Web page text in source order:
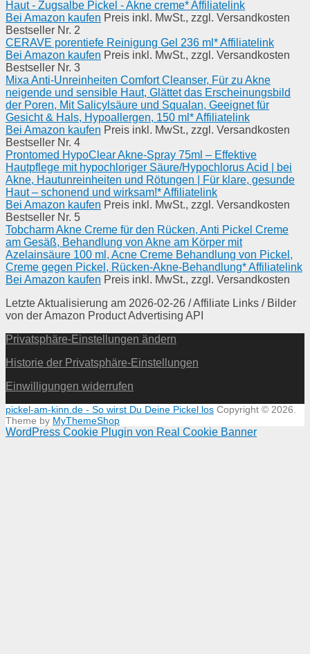
Haut - Zugsalbe Pickel - Akne creme* Affiliatelink
Bei Amazon kaufen Preis inkl. MwSt., zzgl. Versandkosten
Bestseller Nr. 2
CERAVE porentiefe Reinigung Gel 236 ml* Affiliatelink
Bei Amazon kaufen Preis inkl. MwSt., zzgl. Versandkosten
Bestseller Nr. 3
Mixa Anti-Unreinheiten Comfort Cleanser, Für zu Akne
neigende und sensible Haut, Glättet das Erscheinungsbild
der Poren, Mit Salicylsäure und Squalan, Geeignet für
Gesicht & Hals, Hypoallergen, 150 ml* Affiliatelink
Bei Amazon kaufen Preis inkl. MwSt., zzgl. Versandkosten
Bestseller Nr. 4
Prontomed HypoClear Akne-Spray 75ml – Effektive
Hautpflege mit hypochloriger Säure/Hypochlorus Acid | bei
Akne, Hautunreinheiten und Rötungen | Für klare, gesunde
Haut – schonend und wirksam!* Affiliatelink
Bei Amazon kaufen Preis inkl. MwSt., zzgl. Versandkosten
Bestseller Nr. 5
Tobcharm Akne Creme für den Rücken, Anti Pickel Creme
am Gesäß, Behandlung von Akne am Körper mit
Azelainsäure 100 ml, Acne Creme Behandlung von Pickel,
Creme gegen Pickel, Rücken-Akne-Behandlung* Affiliatelink
Bei Amazon kaufen Preis inkl. MwSt., zzgl. Versandkosten
Letzte Aktualisierung am 2026-02-26 / Affiliate Links / Bilder
von der Amazon Product Advertising API
Privatsphäre-Einstellungen ändern
Historie der Privatsphäre-Einstellungen
Einwilligungen widerrufen
pickel-am-kinn.de - So wirst Du Deine Pickel los Copyright © 2026.
Theme by MyThemeShop
WordPress Cookie Plugin von Real Cookie Banner